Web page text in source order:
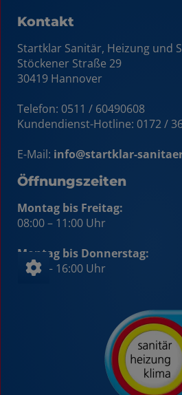
Kontakt
Startklar Sanitär, Heizung und
Stöckener Straße 29
30419 Hannover
Telefon: 0511 / 60490608
Kundendienst-Hotline: 0172 /
E-Mail: info@startklar-
Öffnungszeiten
Montag bis Freitag:
08:00 – 11:00 Uhr
Montag bis Donnerstag:
13:00 – 16:00 Uhr